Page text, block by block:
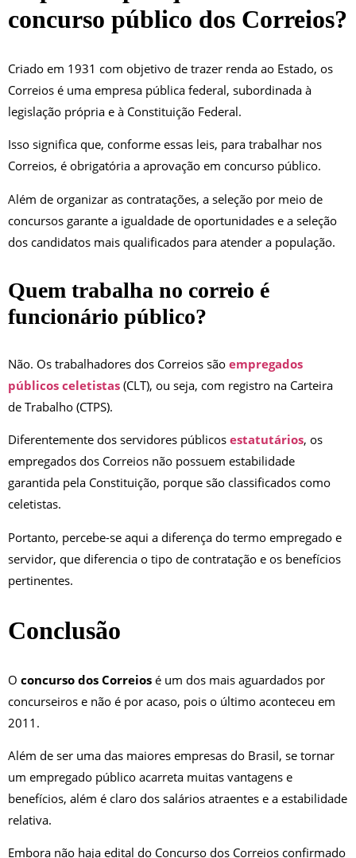
concurso público dos Correios?
Criado em 1931 com objetivo de trazer renda ao Estado, os
Correios é uma empresa pública federal, subordinada à
legislação própria e à Constituição Federal.
Isso significa que, conforme essas leis, para trabalhar nos
Correios, é obrigatória a aprovação em concurso público.
Além de organizar as contratações, a seleção por meio de
concursos garante a igualdade de oportunidades e a seleção
dos candidatos mais qualificados para atender a população.
Quem trabalha no correio é
funcionário público?
Não. Os trabalhadores dos Correios são empregados
públicos celetistas (CLT), ou seja, com registro na Carteira
de Trabalho (CTPS).
Diferentemente dos servidores públicos estatutários, os
empregados dos Correios não possuem estabilidade
garantida pela Constituição, porque são classificados como
celetistas.
Portanto, percebe-se aqui a diferença do termo empregado e
servidor, que diferencia o tipo de contratação e os benefícios
pertinentes.
Conclusão
O concurso dos Correios é um dos mais aguardados por
concurseiros e não é por acaso, pois o último aconteceu em
2011.
Além de ser uma das maiores empresas do Brasil, se tornar
um empregado público acarreta muitas vantagens e
benefícios, além é claro dos salários atraentes e a estabilidade
relativa.
Embora não haja edital do Concurso dos Correios confirmado